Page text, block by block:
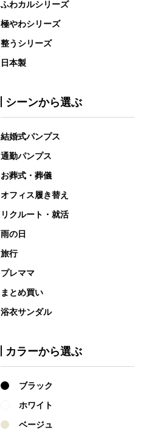
ふわカルシリーズ
極やわシリーズ
整うシリーズ
日本製
シーンから選ぶ
結婚式パンプス
通勤パンプス
お葬式・葬儀
オフィス履き替え
リクルート・就活
雨の日
旅行
プレママ
まとめ買い
浴衣サンダル
カラーから選ぶ
ブラック
ホワイト
ベージュ